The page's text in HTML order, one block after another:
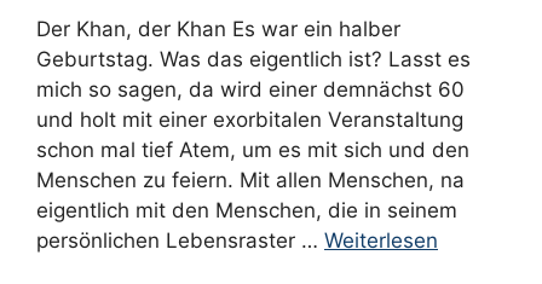
Der Khan, der Khan Es war ein halber
Geburtstag. Was das eigentlich ist? Lasst es
mich so sagen, da wird einer demnächst 60
und holt mit einer exorbitalen Veranstaltung
schon mal tief Atem, um es mit sich und den
Menschen zu feiern. Mit allen Menschen, na
eigentlich mit den Menschen, die in seinem
persönlichen Lebensraster … Weiterlesen